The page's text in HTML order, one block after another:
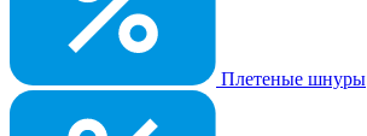
Плетеные шнуры